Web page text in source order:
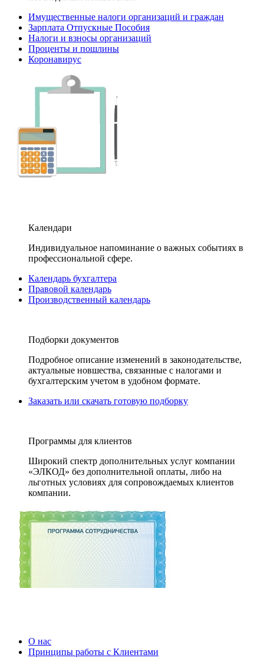
Имущественные налоги организаций и граждан
Зарплата Отпускные Пособия
Налоги и взносы организаций
Проценты и пошлины
Коронавирус
Календари
Индивидуальное напоминание о важных событиях в
профессиональной сфере.
Календарь бухгалтера
Правовой календарь
Производственный календарь
Подборки документов
Подробное описание изменений в законодательстве,
актуальные новшества, связанные с налогами и
бухгалтерским учетом в удобном формате.
Заказать или скачать готовую подборку
Программы для клиентов
Широкий спектр дополнительных услуг компании
«ЭЛКОД» без дополнительной оплаты, либо на
льготных условиях для сопровождаемых клиентов
компании.
О нас
Принципы работы с Клиентами